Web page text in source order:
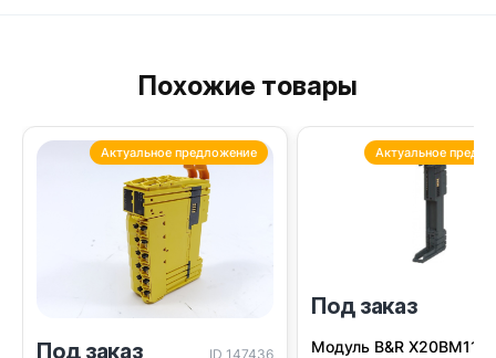
Похожие товары
Актуальное предложение
Под заказ ID 147436
Актуальное
Под заказ
Модуль B&R Х20BM11